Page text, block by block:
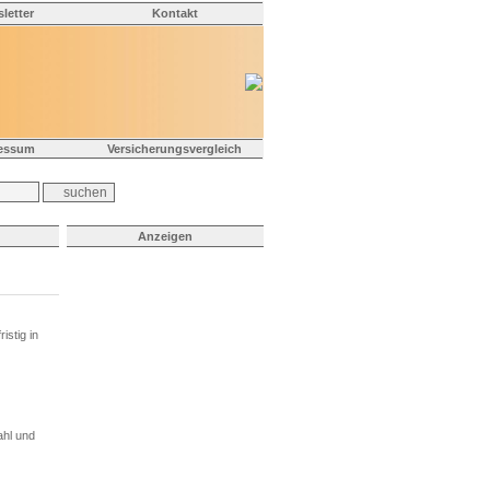
Kontakt
Versicherungsvergleich
in
und
Anzeigen